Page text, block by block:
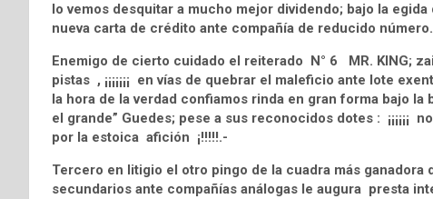
lo vemos desquitar a mucho mejor dividendo; bajo la
nueva carta de crédito ante compañía de reducido
Enemigo de cierto cuidado el reiterado N° 6 MR. KING;
pistas , ¡¡¡¡¡¡¡ en vías de quebrar el maleficio ante lote
la hora de la verdad confiamos rinda en gran forma bajo
el grande” Guedes; pese a sus reconocidos dotes : ¡¡¡¡¡¡
por la estoica afición ¡!!!!!.-
Tercero en litigio el otro pingo de la cuadra más
secundarios ante compañías análogas le augura presta